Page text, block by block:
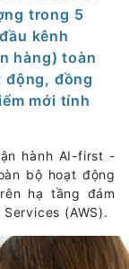
trong 5
kênh
hàng) toàn
đồng
mới tính
hành AI-first -
bộ hoạt động
hạ tầng đám
(AWS).